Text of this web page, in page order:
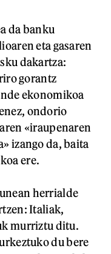
da banku
eta gasaren
dakartza:
gorantz
ekonomikoa
ondorio
«iraupenaren
izango da, baita
ere.
herrialde
Italiak,
murriztu ditu.
du bere